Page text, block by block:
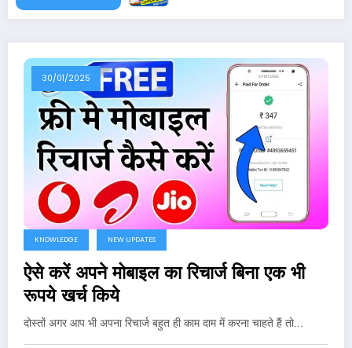
30/01/2025
KNOWLEDGE NEW UPDATES
ऐसे करें अपने मोबाइल का रिचार्ज बिना एक भी
रूपये खर्च किये
दोस्तों अगर आप भी अपना रिचार्ज बहुत ही काम दाम में करना चाहते हैं तो…